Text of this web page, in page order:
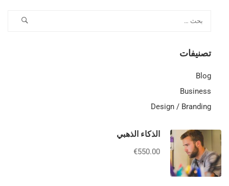
تصنيفات
Blog
Business
Design / Branding
الذكاء الذهبي
€550.00